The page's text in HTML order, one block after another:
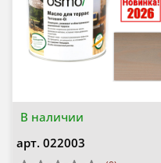
В наличии
арт. 022003